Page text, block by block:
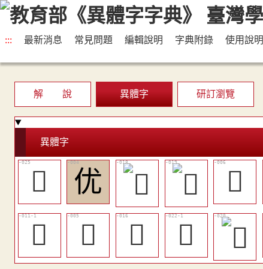
::: 最新消息 常見問題 編輯說明 字典附錄 使用說明
解 說 異體字 研訂瀏覽
異體字
󰓛 优 󰓌
󰓐
󰓋 󰓔 󰓙